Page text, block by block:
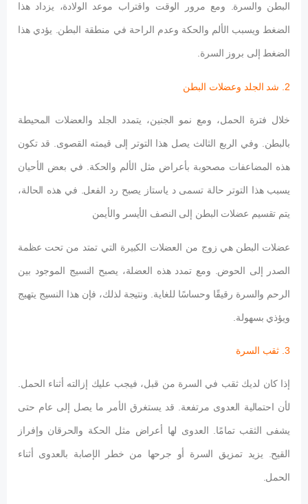
البطن والسرة. ومع مرور الوقت واقتراب موعد الولادة، يزداد هذا
الضغط ويسبب الألم والحكة وعدم الراحة في منطقة البطن. يؤدي هذا
الضغط إلى بروز السرة.
2. شد الجلد وعضلات البطن
خلال فترة الحمل، ومع نمو الجنين، يتمدد الجلد والعضلات المحيطة
بالبطن. وفي الربع الثالث يصل هذا التوتر إلى قيمته القصوى. قد تكون
هذه المضاعفات مصحوبة بأعراض مثل الألم والحكة. في بعض الأحيان
يسبب هذا التوتر حالة تسمى د ياستاز يصبح رد الفعل. في هذه الحالة،
يتم تقسيم عضلات البطن إلى النصف الأيسر والأيمن
عضلات البطن هي زوج من العضلات الكبيرة التي تمتد من تحت عظمة
الصدر إلى الحوض. ومع تمدد هذه العضلة، يصبح النسيج الموجود بين
الرحم والسرة رقيقًا وحساسًا للغاية. ونتيجة لذلك، فإن هذا النسيج يتهيج
ويؤذي بسهولة.
3. ثقب السرة
إذا كان لديك ثقب في السرة من قبل، فيجب عليك إزالته أثناء الحمل.
لأن احتمالية العدوى مرتفعة. قد يستغرق الأمر ما يصل إلى عام حتى
يشفى الثقب تمامًا. العدوى لها أعراض مثل الحكة والحرقان وإفراز
القيح. يزيد تمزيق السرة أو جرحها من خطر الإصابة بالعدوى أثناء
الحمل.